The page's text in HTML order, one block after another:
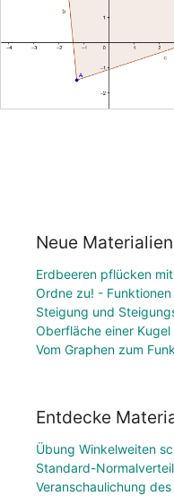
Neue Materialien
Erdbeeren pflücken
Ordne zu! -
Steigung und
Oberfläche einer
Vom Graphen zum
Entdecke
Übung Winkelweiten
Standard-
Veranschaulichung